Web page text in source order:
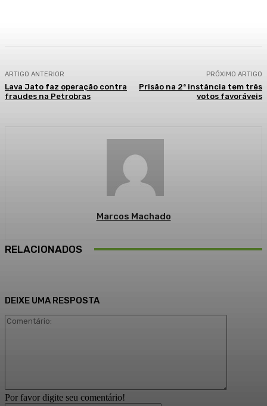
ARTIGO ANTERIOR
Lava Jato faz operação contra
fraudes na Petrobras
PRÓXIMO ARTIGO
Prisão na 2ª instância tem três
votos favoráveis
Marcos Machado
RELACIONADOS
DEIXE UMA RESPOSTA
Por favor digite seu comentário!